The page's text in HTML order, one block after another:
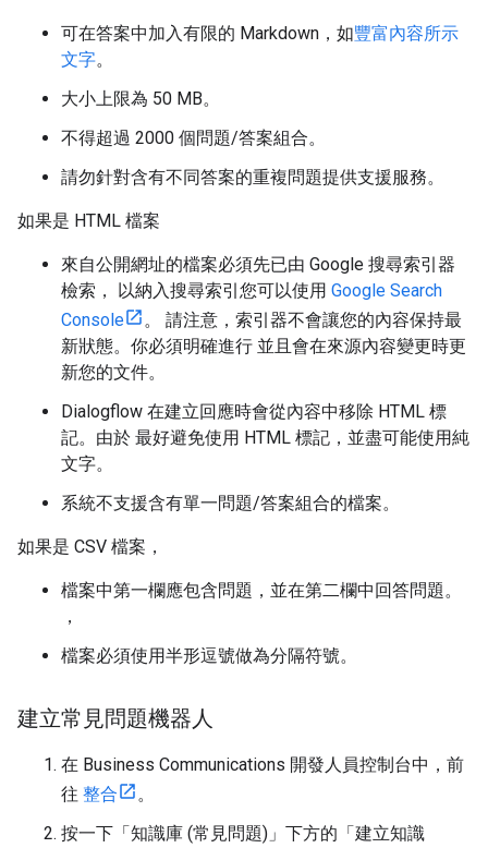
可在答案中加入有限的 Markdown，如豐富內容所示
文字。
大小上限為 50 MB。
不得超過 2000 個問題/答案組合。
請勿針對含有不同答案的重複問題提供支援服務。
如果是 HTML 檔案
來自公開網址的檔案必須先已由 Google 搜尋索引器
檢索， 以納入搜尋索引您可以使用 Google Search
Console
。 請注意，索引器不會讓您的內容保持最
新狀態。你必須明確進行 並且會在來源內容變更時更
新您的文件。
Dialogflow 在建立回應時會從內容中移除 HTML 標
記。由於 最好避免使用 HTML 標記，並盡可能使用純
文字。
系統不支援含有單一問題/答案組合的檔案。
如果是 CSV 檔案，
檔案中第一欄應包含問題，並在第二欄中回答問題。
，
檔案必須使用半形逗號做為分隔符號。
建立常見問題機器人
在 Business Communications 開發人員控制台中，前
往 整合
。
按一下「知識庫 (常見問題)」 下方的「建立知識